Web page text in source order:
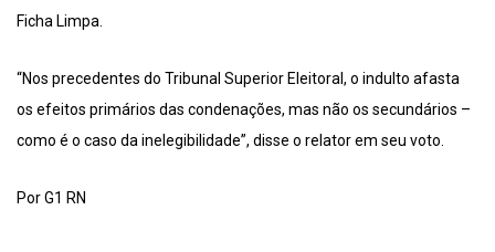
Ficha Limpa.
“Nos precedentes do Tribunal Superior Eleitoral, o indulto afasta
os efeitos primários das condenações, mas não os secundários –
como é o caso da inelegibilidade”, disse o relator em seu voto.
Por G1 RN